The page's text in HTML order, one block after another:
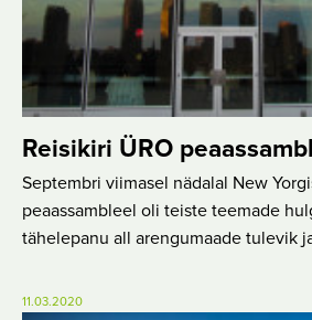
Reisikiri ÜRO
Septembri viimasel nädalal New
peaassambleel oli teiste teemade
tähelepanu all arengumaade tulevik
11.03.2020